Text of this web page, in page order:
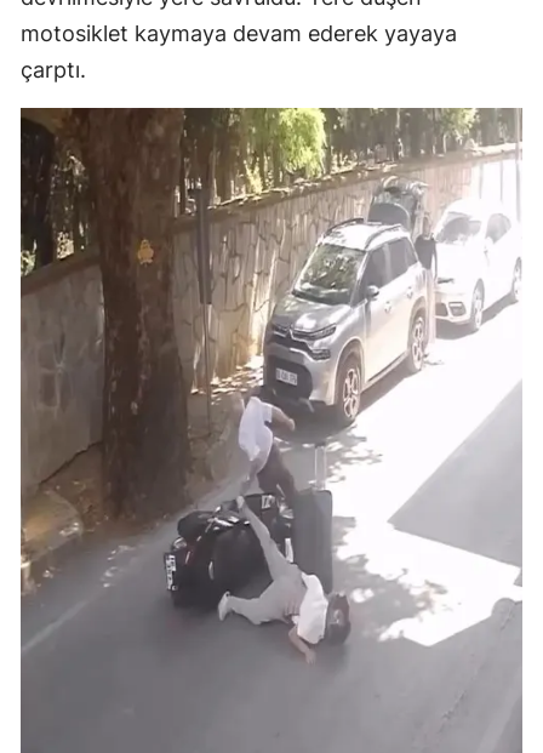
motosiklet kaymaya devam ederek yayaya
çarptı.